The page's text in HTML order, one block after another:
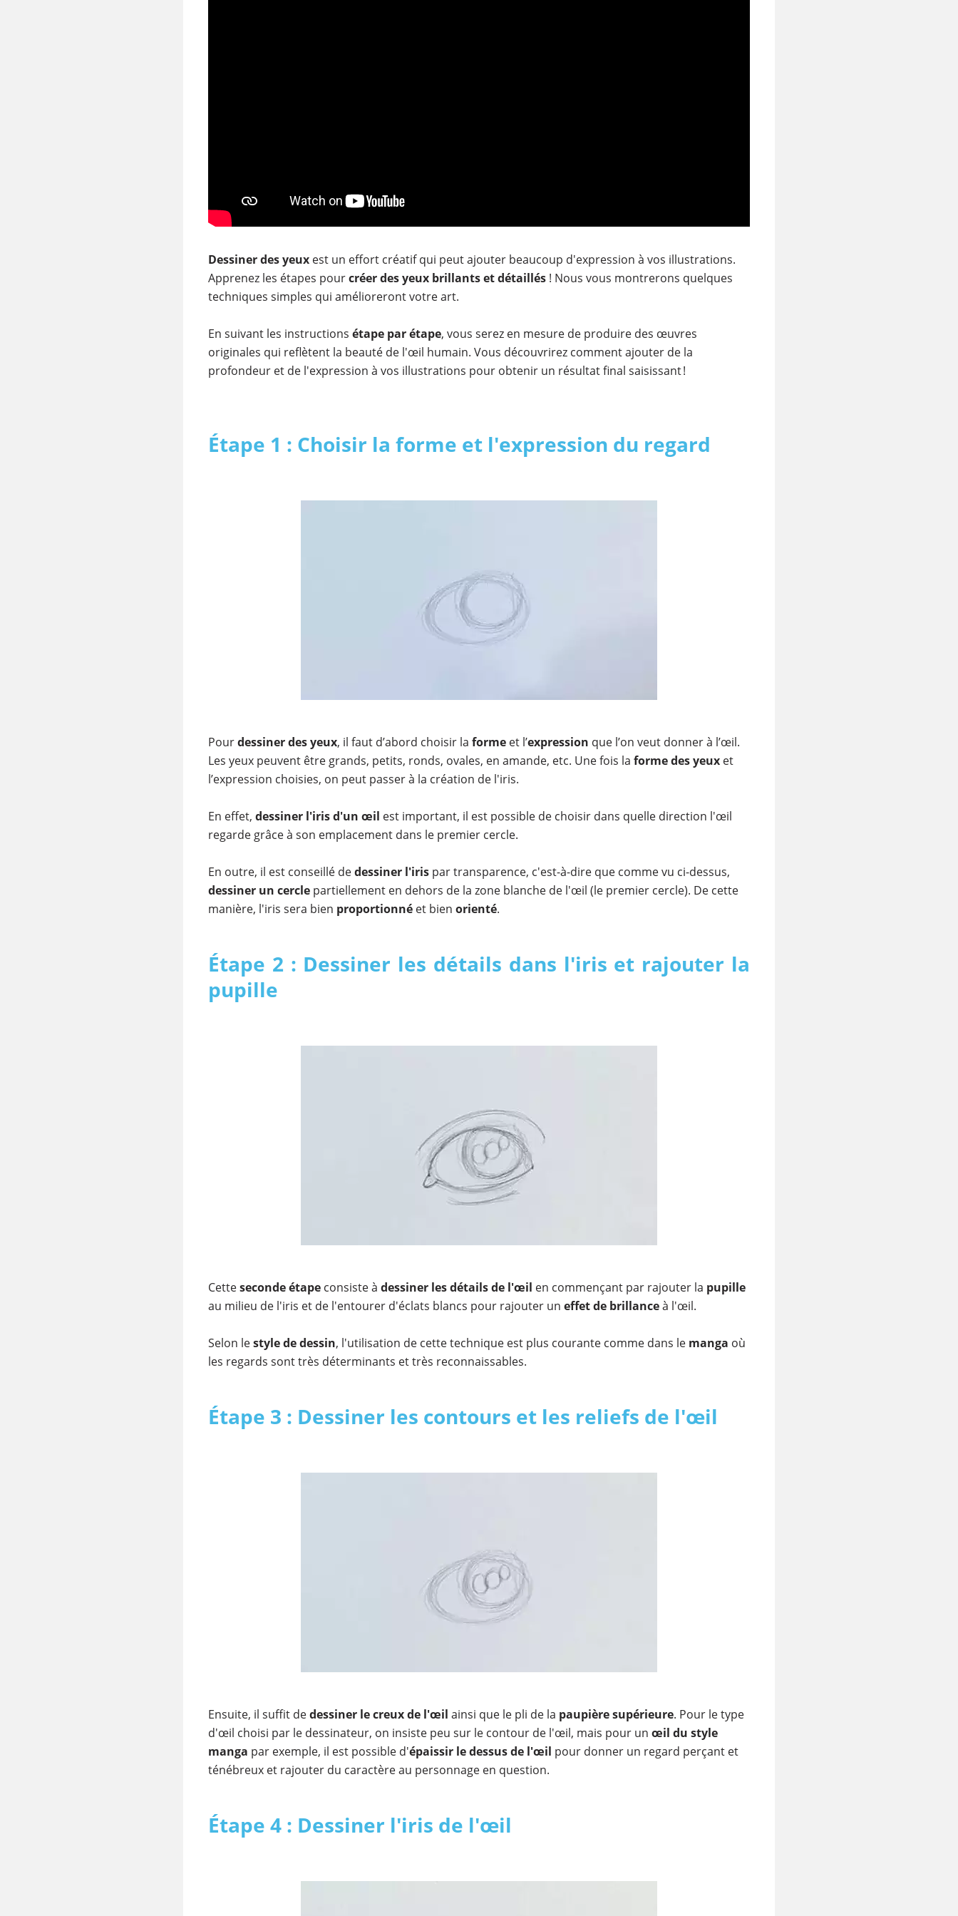
Dessiner des yeux est un effort créatif qui peut ajouter beaucoup d'expression à vos illustrations.
Apprenez les étapes pourcréer des yeux brillants et détaillés ! Nous vous montrerons quelques
techniques simples qui amélioreront votre art.
En suivant les instructions étape par étape, vous serez en mesure de produire des œuvres
originales qui reflètent la beauté de l'œil humain. Vous découvrirez comment ajouter de la
profondeur et de l'expression à vos illustrations pour obtenir un résultat final saisissant !
Étape 1 : Choisir la forme et l'expression du regard
Pourdessiner des yeux, il faut d’abord choisir la forme et l’expression que l’on veut donner à l’œil.
Les yeux peuvent être grands, petits, ronds, ovales, en amande, etc. Une fois la forme des yeux et
l’expression choisies, on peut passer à la création de l'iris.
En effet, dessiner l'iris d'un œil est important, il est possible de choisir dans quelle direction l'œil
regarde grâce à son emplacement dans le premier cercle.
En outre, il est conseillé dedessiner l'iris par transparence, c'est-à-dire que comme vu ci-dessus,
dessiner un cercle partiellement en dehors de la zone blanche de l'œil (le premier cercle). De cette
manière, l'iris sera bien proportionné et bien orienté.
Étape 2 : Dessiner les détails dans l'iris et rajouter la
pupille
Cetteseconde étape consiste à dessiner les détails de l'œil en commençant par rajouter la pupille
au milieu de l'iris et de l'entourer d'éclats blancs pour rajouter un effet de brillanceà l'œil.
Selon lestyle de dessin, l'utilisation de cette technique est plus courante comme dans le manga où
les regards sont très déterminants et très reconnaissables.
Étape 3 : Dessiner les contours et les reliefs de l'œil
Ensuite, il suffit dedessiner le creux de l'œil ainsi que le pli de la paupière supérieure. Pour le type
d'œil choisi par le dessinateur, on insiste peu sur le contour de l'œil, mais pour un œil du style
manga par exemple, il est possible d'épaissir le dessus de l'œil pour donner un regard perçant et
ténébreux et rajouter du caractère au personnage en question.
Étape 4 : Dessiner l'iris de l'œil